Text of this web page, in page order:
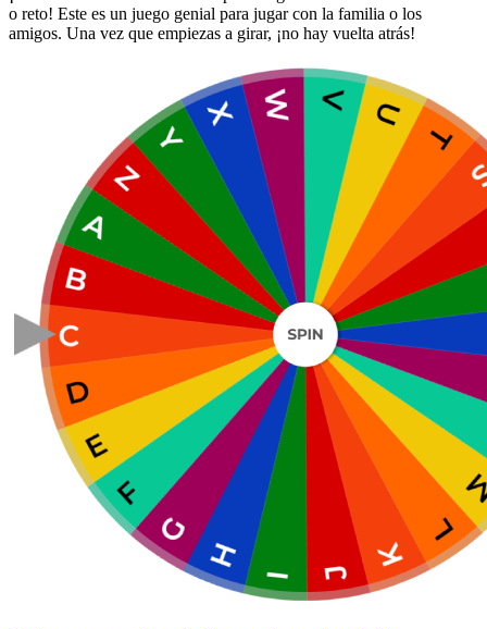
o reto! Este es un juego genial para jugar con la familia o los
amigos. Una vez que empiezas a girar, ¡no hay vuelta atrás!